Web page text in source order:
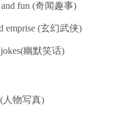
and fun (奇闻趣事)
emprise (玄幻武侠)
幽默笑话)
人物写真)